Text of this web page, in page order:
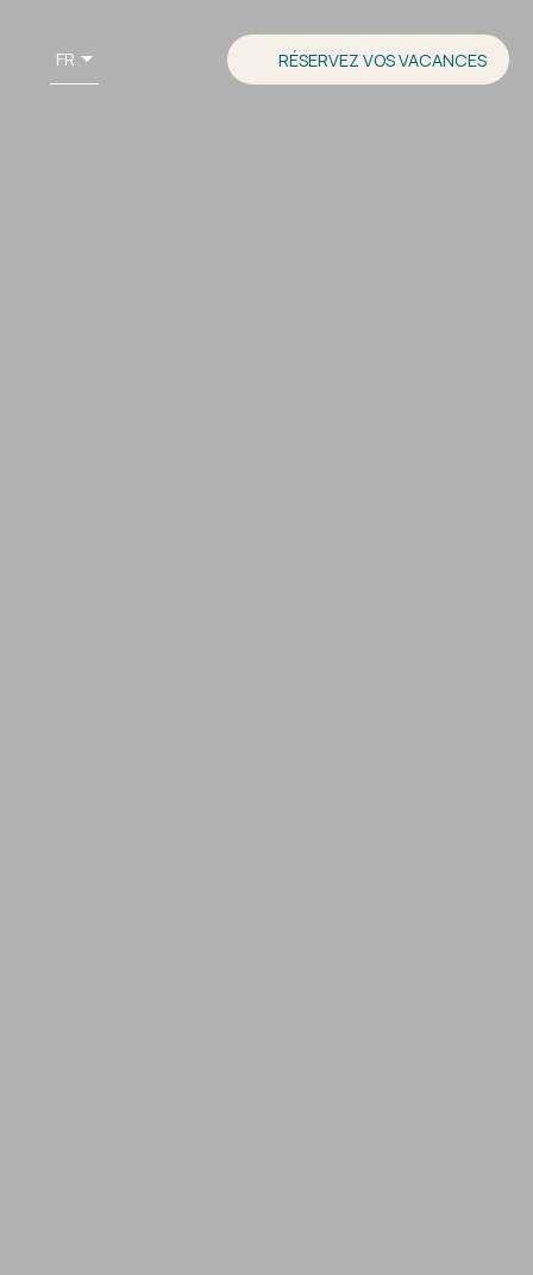
FR RÉSERVEZ VOS VACANCES